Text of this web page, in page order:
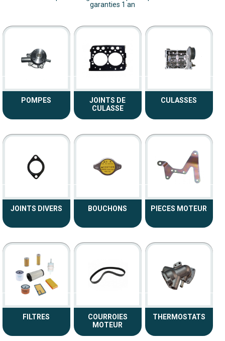
garanties 1 an
POMPES
JOINTS DE
CULASSE
CULASSES
JOINTS DIVERS BOUCHONS PIECES MOTEUR
FILTRES
COURROIES
MOTEUR
THERMOSTATS